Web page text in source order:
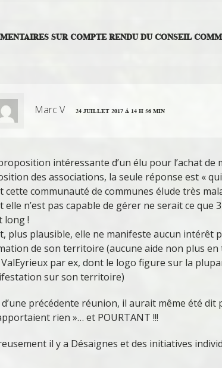
SUR COMPTE RENDU DU CONSEIL
Marc V 24 JUILLET 2017 Á 14 H 56 MIN
intéressante d’un élu pour l’achat
des associations, la seule réponse est «
cette communauté de communes élude très
elle n’est pas capable de gérer ne serait ce que
long !
plus plausible, elle ne manifeste aucun intérêt
de son territoire (aucune aide non plus
ValEyrieux par ex, dont le logo figure sur la
sur son territoire)
précédente réunion, il aurait même été dit
rien »… et POURTANT !!!
il y a Désaignes et des initiatives